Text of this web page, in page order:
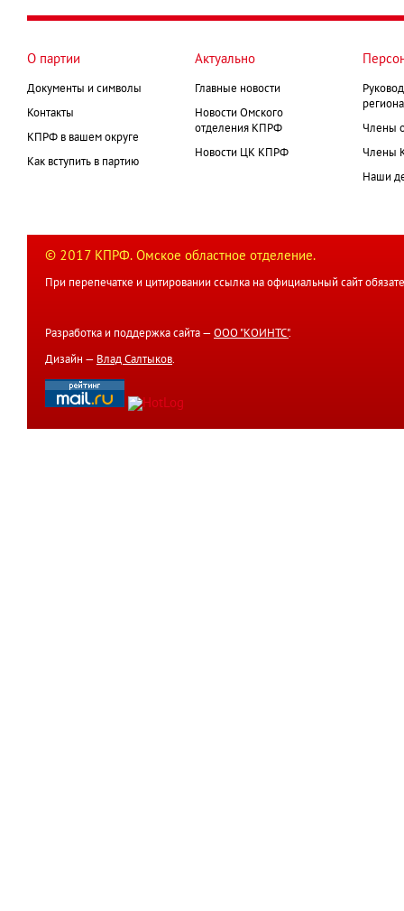
О партии
Документы и символы
Контакты
КПРФ в вашем округе
Как вступить в партию
Актуально
Главные новости
Новости Омского
отделения КПРФ
Новости ЦК КПРФ
Члены
Члены
Наши
© 2017 КПРФ. Омское областное отделение.
При перепечатке и цитировании ссылка на официальный сайт
Разработка и поддержка сайта — ООО "КОИНТС".
Дизайн — Влад Салтыков.